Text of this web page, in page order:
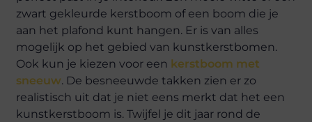
zwart gekleurde kerstboom of een boom die je
aan het plafond kunt hangen. Er is van alles
mogelijk op het gebied van kunstkerstbomen.
Ook kun je kiezen voor een kerstboom met
sneeuw. De besneeuwde takken zien er zo
realistisch uit dat je niet eens merkt dat het een
kunstkerstboom is. Twijfel je dit jaar rond de